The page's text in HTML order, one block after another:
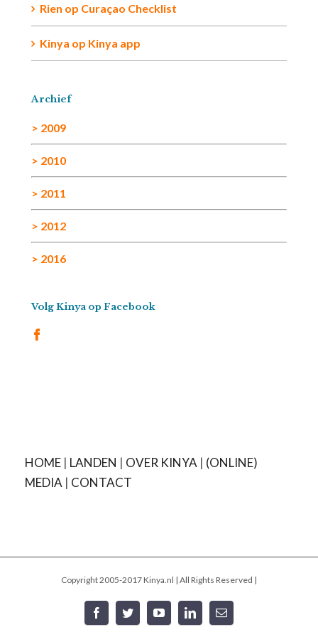
Rien op Curaçao Checklist
Kinya op Kinya app
Archief
> 2009
> 2010
> 2011
> 2012
> 2016
Volg Kinya op Facebook
HOME| LANDEN | OVER KINYA | (ONLINE)
MEDIA | CONTACT
Copyright 2005-2017 Kinya.nl | All Rights Reserved |